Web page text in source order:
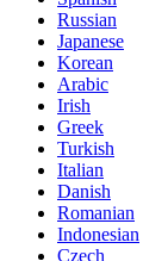
Russian
Japanese
Korean
Arabic
Irish
Greek
Turkish
Italian
Danish
Romanian
Indonesian
Czech